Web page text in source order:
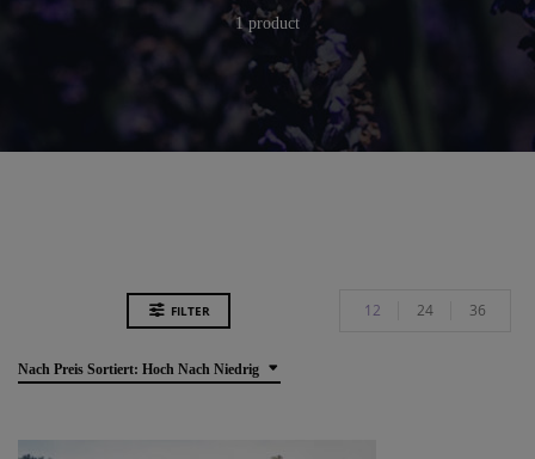
1 product
FILTER
Nach Preis Sortiert: Hoch Nach Niedrig
12 24 36